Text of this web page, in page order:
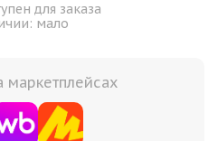
для заказа
мало
маркетплейсах